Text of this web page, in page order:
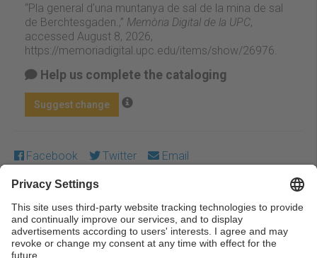
“Pla general d'una muntanya de sal de la mina de sal
de Berchtesgaden.,” Memòria Digital de la UPC,
accessed August 8, 2026,
https://memoriadigital.upc.edu/items/show/26976
Help us complete the cataloging
Suggest change
Facebook Twitter Email
Except where otherwise noted, content on this work is
licensed under a Creative Commons license:Attribution-
NonCommercial-NoDerivs 4.0 Generic